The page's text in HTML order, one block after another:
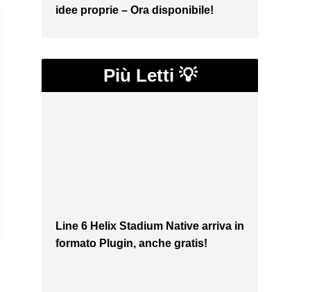
idee proprie – Ora disponibile!
Più Letti 💡
Line 6 Helix Stadium Native arriva in
formato Plugin, anche gratis!